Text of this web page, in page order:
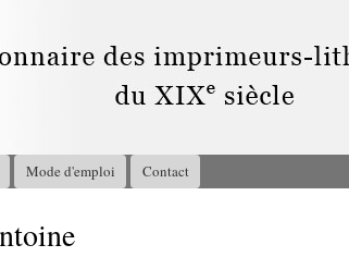
principal
Mode d'emploi Contact